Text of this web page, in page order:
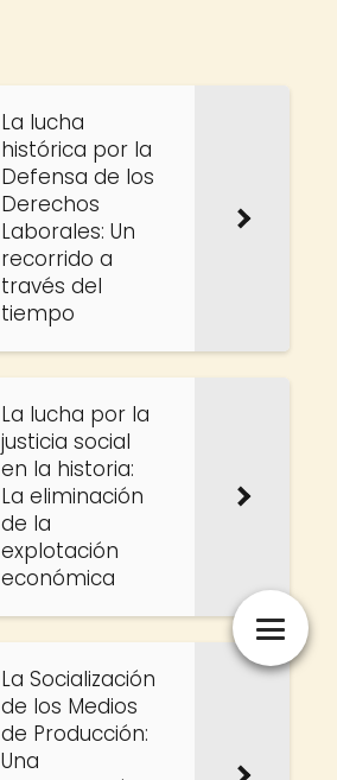
La lucha
histórica por la
Defensa de los
Derechos
Laborales: Un
recorrido a
través del
tiempo
La lucha por la
justicia social
en la historia:
La eliminación
de la
explotación
económica
La Socialización
de los Medios
de Producción:
Una